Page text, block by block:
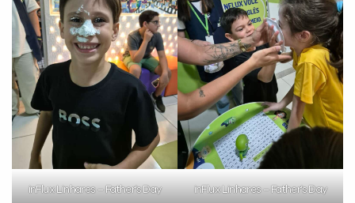
inFlux Linhares – Father’s Day inFlux Linhares – Father’s Day
Preencha com seus dados abaixo e
já vamos te colocar em contato
com a: